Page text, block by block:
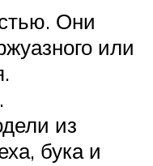
Они
или
из
бука и